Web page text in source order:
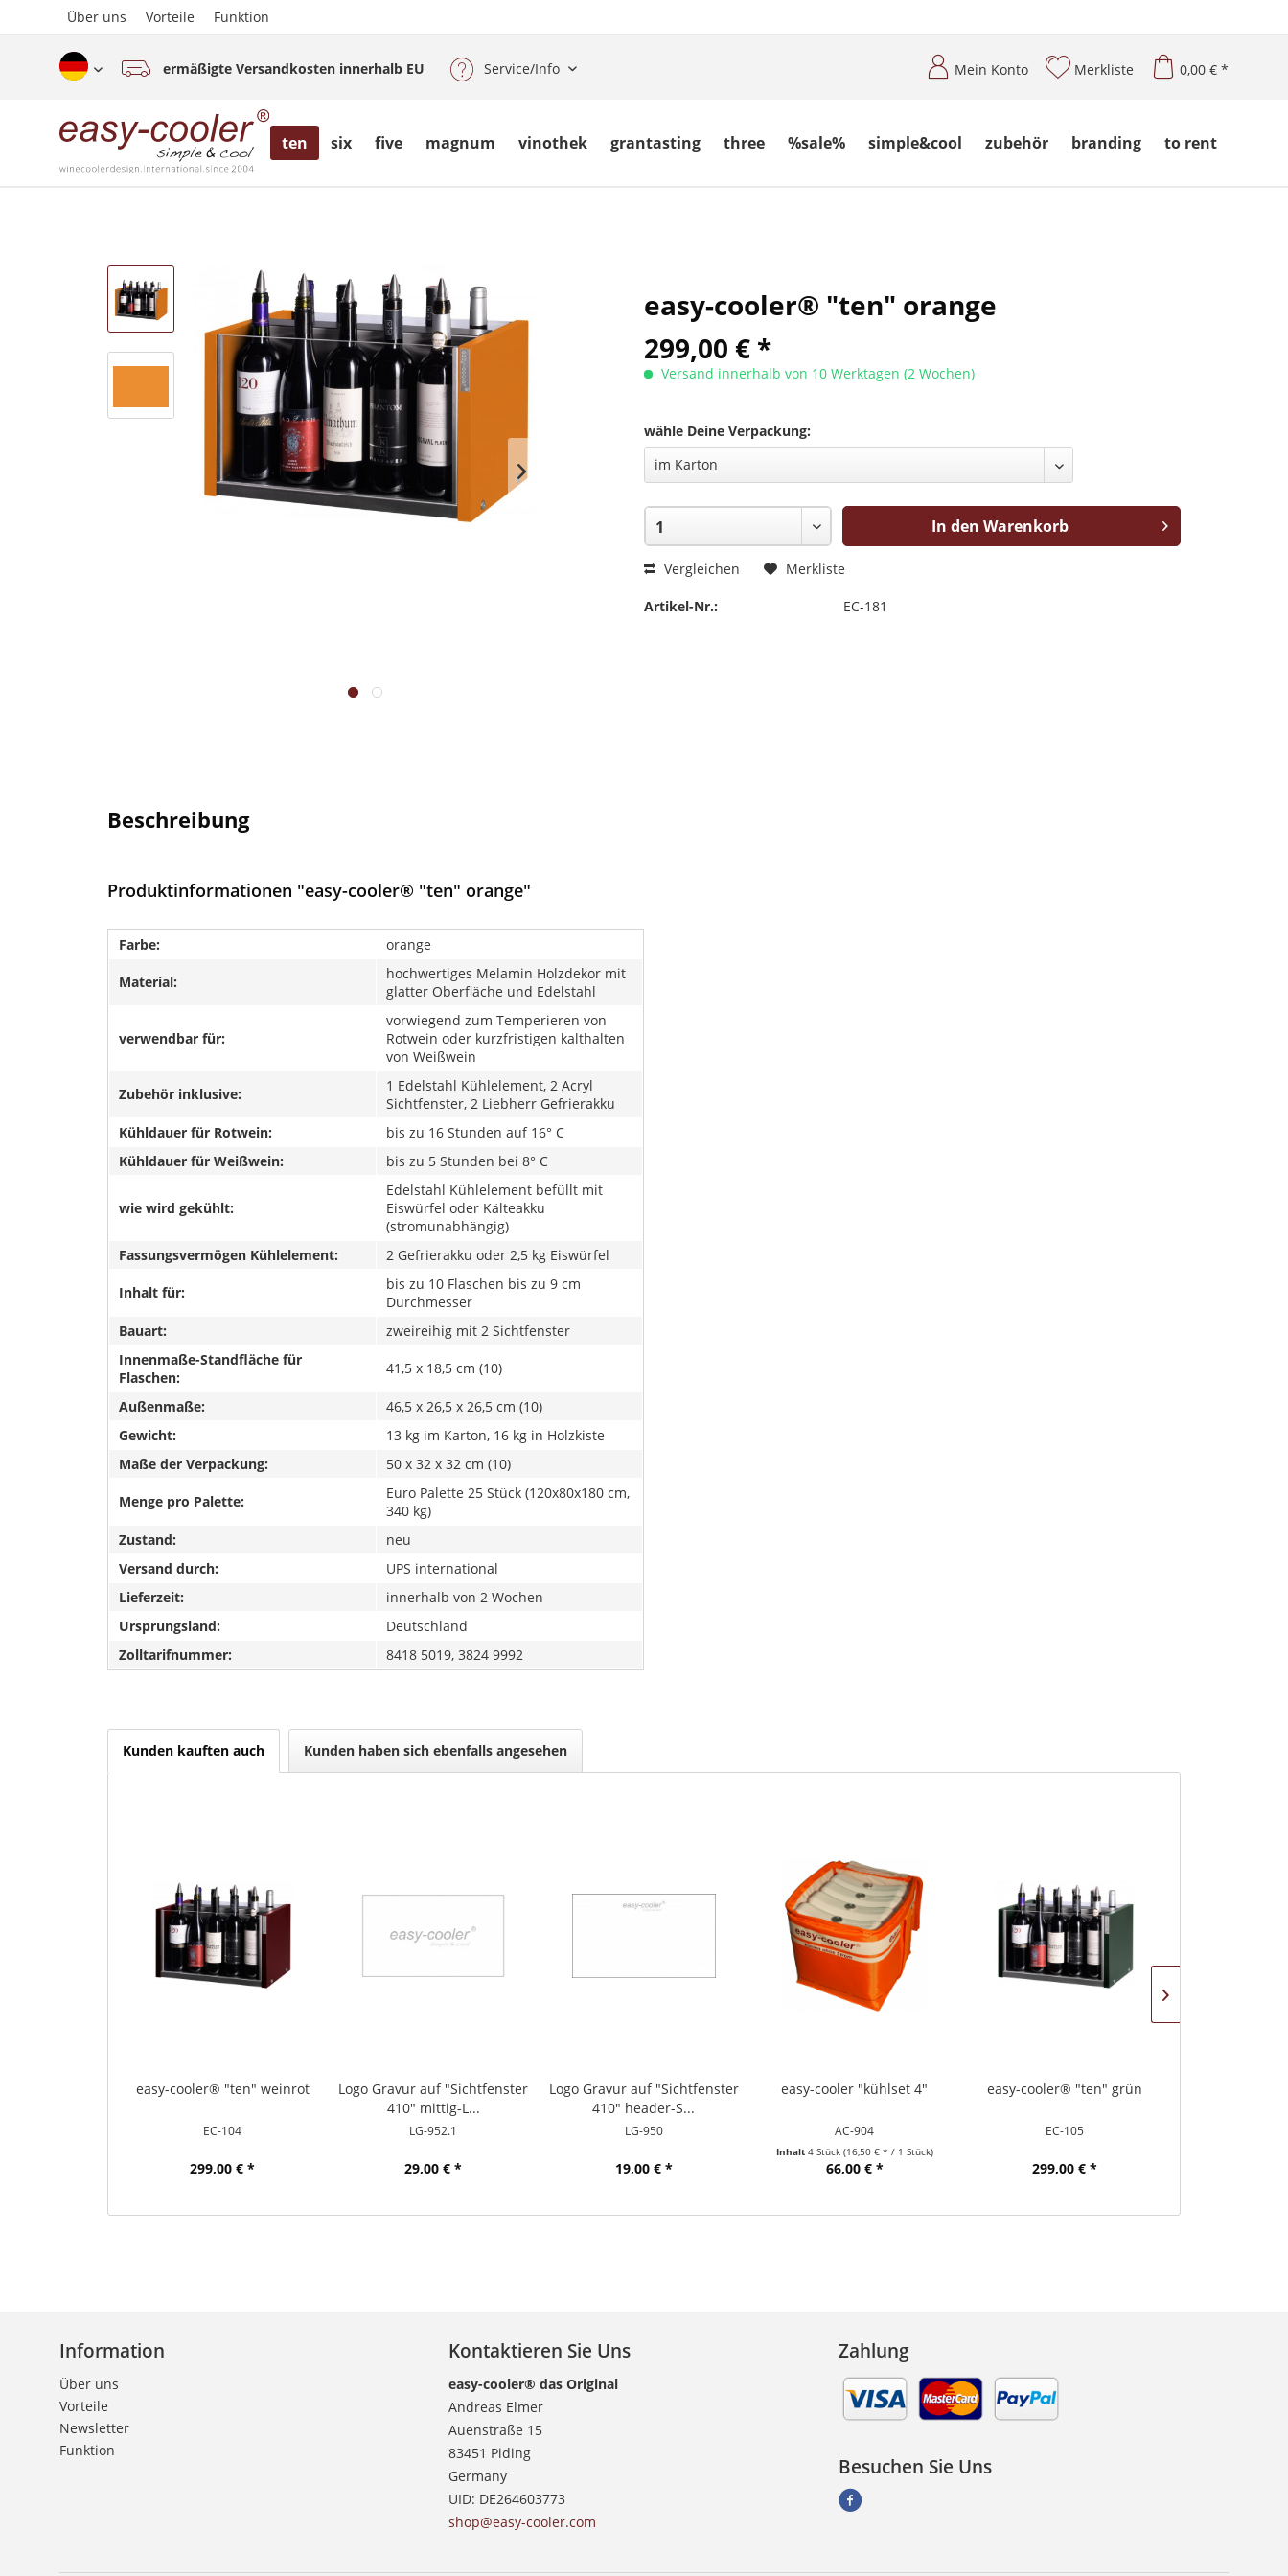
Über uns Vorteile Funktion
Deutsch (www.easy-cooler.com)
ermäßigte Versandkosten innerhalb EU Service/Info Mein Konto Merkliste 0,00 € *
ten six five magnum vinothek grantasting three %sale% simple&cool zubehör branding to rent
easy-cooler® "ten" orange
299,00 € *
Versand innerhalb von 10 Werktagen (2 Wochen)
wähle Deine Verpackung:
In den Warenkorb
Vergleichen Merkliste
Artikel-Nr.: EC-181
Beschreibung
Produktinformationen "easy-cooler® "ten" orange"
Farbe: orange
Material:
hochwertiges Melamin Holzdekor mit
glatter Oberfläche und Edelstahl
verwendbar für:
vorwiegend zum Temperieren von
Rotwein oder kurzfristigen kalthalten
von Weißwein
Zubehör inklusive:
1 Edelstahl Kühlelement, 2 Acryl
Sichtfenster, 2 Liebherr Gefrierakku
Kühldauer für Rotwein:
bis zu 16 Stunden auf 16° C
Kühldauer für Weißwein:
bis zu 5 Stunden bei 8° C
wie wird gekühlt:
Edelstahl Kühlelement befüllt mit
Eiswürfel oder Kälteakku
(stromunabhängig)
Fassungsvermögen Kühlelement:
2 Gefrierakku oder 2,5 kg Eiswürfel
Inhalt für:
bis zu 10 Flaschen bis zu 9 cm
Durchmesser
Bauart:
zweireihig mit 2 Sichtfenster
Innenmaße-Standfläche für
Flaschen:
41,5 x 18,5 cm (10)
Außenmaße:
46,5 x 26,5 x 26,5 cm (10)
Gewicht:
13 kg im Karton, 16 kg in Holzkiste
Maße der Verpackung:
50 x 32 x 32 cm (10)
Menge pro Palette:
Euro Palette 25 Stück (120x80x180 cm,
340 kg)
Zustand:
neu
Versand durch:
UPS international
Lieferzeit:
innerhalb von 2 Wochen
Ursprungsland:
Deutschland
Zolltarifnummer:
8418 5019, 3824 9992
Kunden kauften auch Kunden haben sich ebenfalls angesehen
easy-cooler® "ten" weinrot
EC-104
299,00 € *
Logo Gravur auf "Sichtfenster
410" mittig-L...
LG-952.1
29,00 € *
Logo Gravur auf "Sichtfenster
410" header-S...
LG-950
19,00 € *
easy-cooler "kühlset 4"
AC-904
Inhalt 4 Stück (16,50 € * / 1 Stück)
66,00 € *
easy-cooler® "ten" grün
EC-105
299,00 € *
Information
Über uns
Vorteile
Newsletter
Funktion
Kontaktieren Sie Uns
easy-cooler® das Original
Andreas Elmer
Auenstraße 15
83451 Piding
Germany
UID: DE264603773
shop@easy-cooler.com
Zahlung
Besuchen Sie Uns